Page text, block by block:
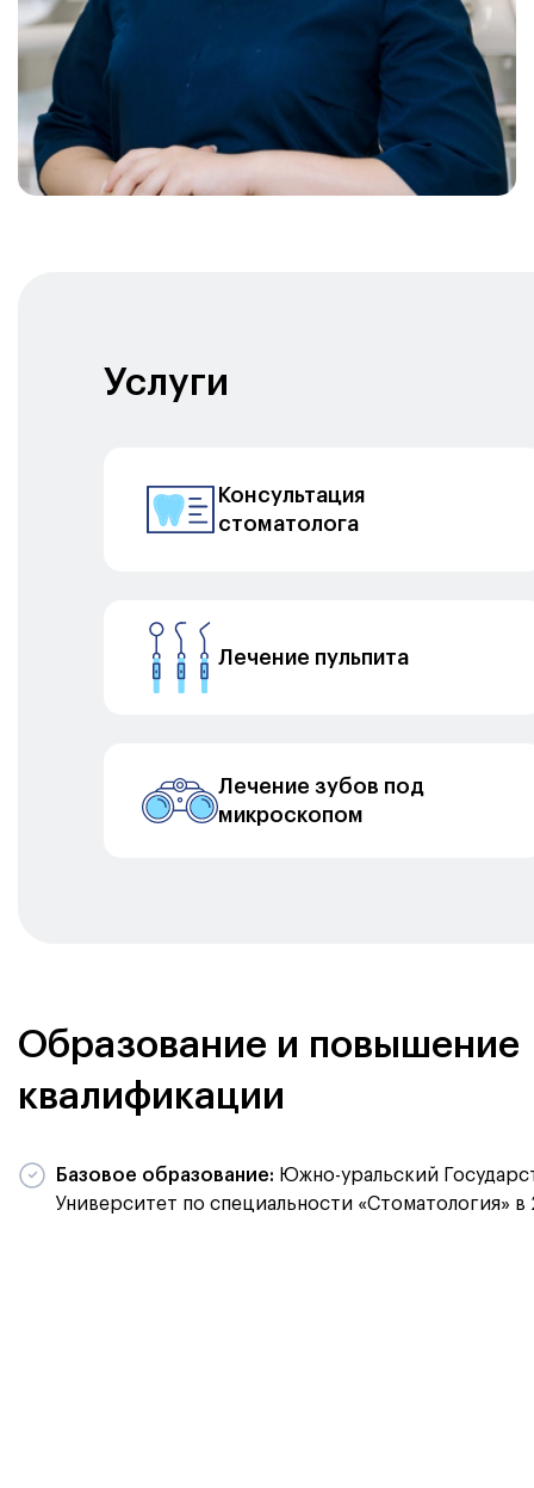
Услуги
Консультация
стоматолога
Лечение пульпита
Лечение зубов под
микроскопом
Образование и повышение
квалификации
Базовое образование: Южно-уральский
Университет по специальности «Стоматология» в